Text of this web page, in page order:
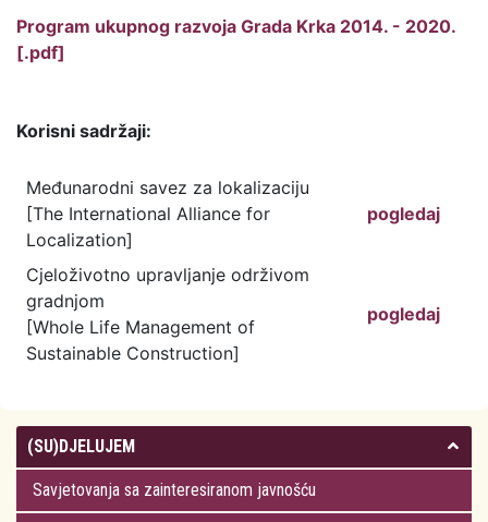
Program ukupnog razvoja Grada Krka 2014. - 2020.
[.pdf]
Korisni sadržaji:
Međunarodni savez za lokalizaciju
[The International Alliance for
Localization]
pogledaj
Cjeloživotno upravljanje održivom
gradnjom
[Whole Life Management of
Sustainable Construction]
pogledaj
(SU)DJELUJEM
Savjetovanja sa zainteresiranom javnošću